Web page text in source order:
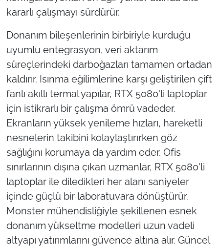
kararlı çalışmayı sürdürür.
Donanım bileşenlerinin birbiriyle kurduğu
uyumlu entegrasyon, veri aktarım
süreçlerindeki darboğazları tamamen ortadan
kaldırır. Isınma eğilimlerine karşı geliştirilen çift
fanlı akıllı termal yapılar, RTX 5080'li laptoplar
için istikrarlı bir çalışma ömrü vadeder.
Ekranların yüksek yenileme hızları, hareketli
nesnelerin takibini kolaylaştırırken göz
sağlığını korumaya da yardım eder. Ofis
sınırlarının dışına çıkan uzmanlar, RTX 5080'li
laptoplar ile diledikleri her alanı saniyeler
içinde güçlü bir laboratuvara dönüştürür.
Monster mühendisliğiyle şekillenen esnek
donanım yükseltme modelleri uzun vadeli
altyapı yatırımlarını güvence altına alır. Güncel